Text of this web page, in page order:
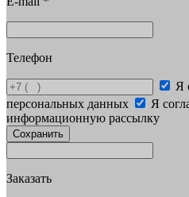
Телефон
Я
персональных данных
Я
информационную рассылку
Сохранить
Заказать